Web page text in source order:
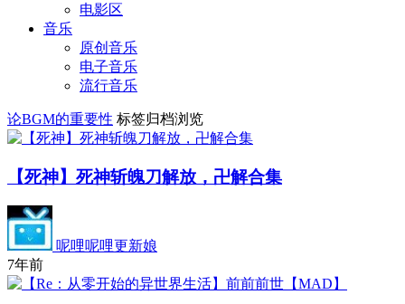
电影区
音乐
原创音乐
电子音乐
流行音乐
论BGM的重要性 标签归档浏览
【死神】死神斩魄刀解放，卍解合集
呢哩呢哩更新娘
7年前